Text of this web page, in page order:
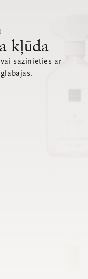
kļūda
sazinieties ar